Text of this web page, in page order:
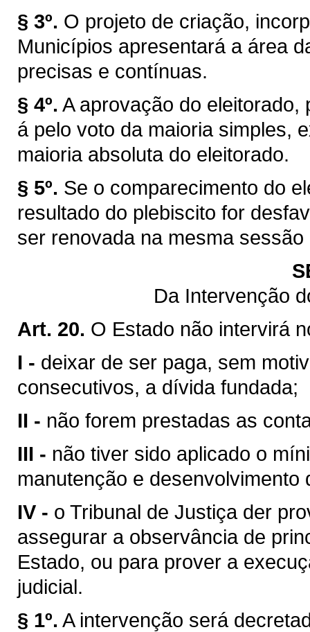
§ 3º. O projeto de criação,
Municípios apresentará a área
precisas e contínuas.
§ 4º. A aprovação do eleitorado,
á pelo voto da maioria simples,
maioria absoluta do eleitorado.
§ 5º. Se o comparecimento do
resultado do plebiscito for
ser renovada na mesma sessão
Da Intervenção
Art. 20. O Estado não intervirá
I - deixar de ser paga, sem
consecutivos, a dívida fundada;
II - não forem prestadas as
III - não tiver sido aplicado o
manutenção e desenvolvimento
IV - o Tribunal de Justiça der
assegurar a observância de
Estado, ou para prover a
judicial.
§ 1º. A intervenção será